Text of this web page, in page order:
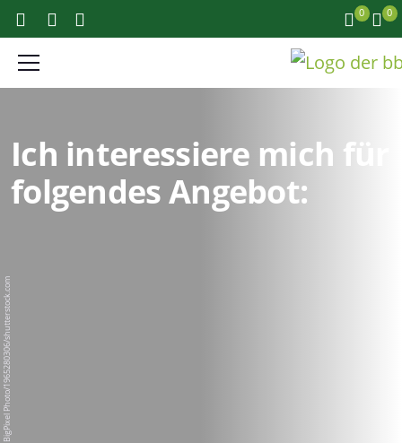
0 0
Ich interessiere mich für
folgendes Angebot:
BigPixel Photo/1965280306/shutterstock.com